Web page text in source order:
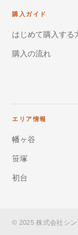
購入ガイド
はじめて購入する
購入の流れ
エリア情報
幡ヶ谷
笹塚
初台
© 2025 株式会社シ